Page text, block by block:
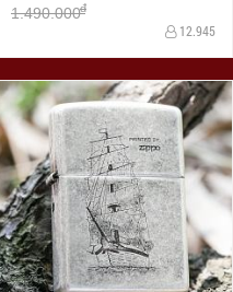
1.490.000đ
12.945